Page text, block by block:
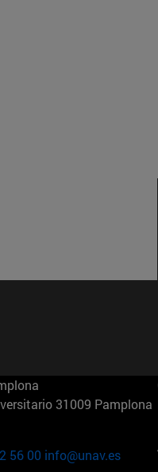
31009 Pamplona
56 00 info@unav.es